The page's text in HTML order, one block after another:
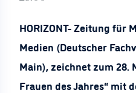
HORIZONT- Zeitung für
Medien (Deutscher
Main), zeichnet zum 28.
Frauen des Jahres“ mit